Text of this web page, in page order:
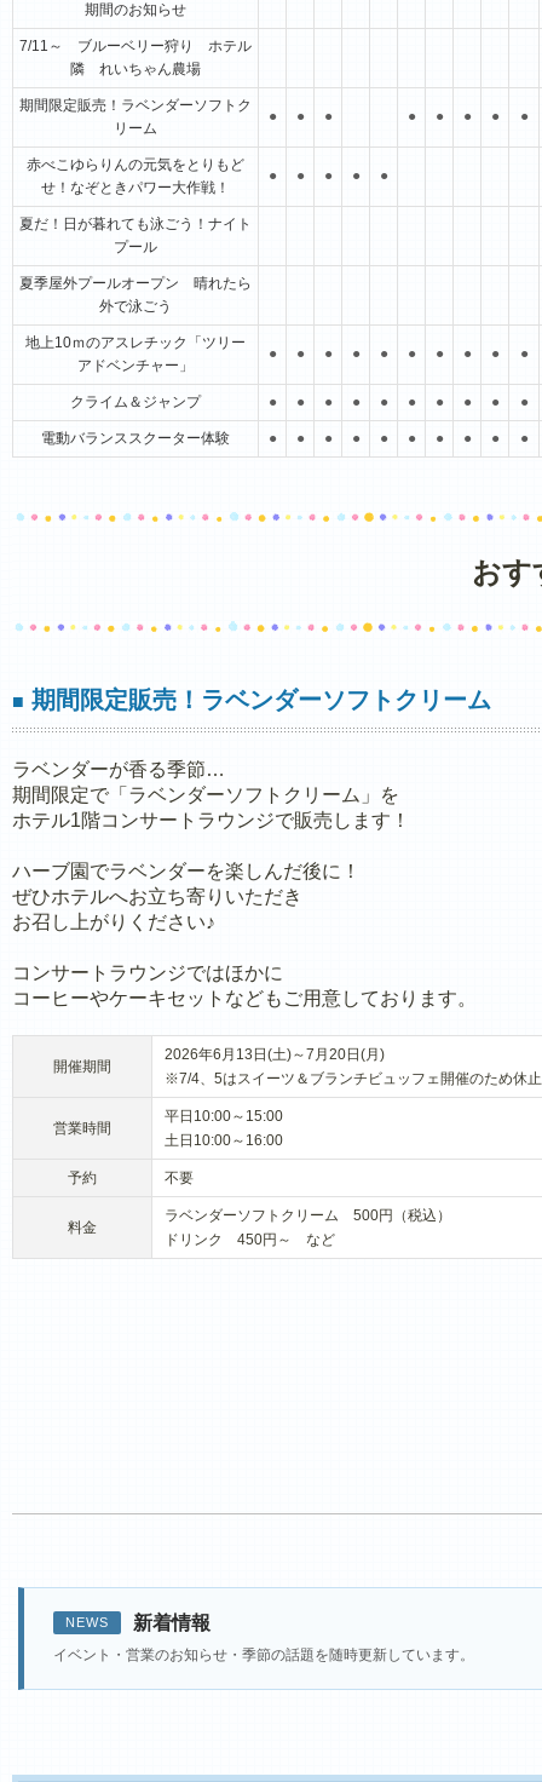
期間のお知らせ
7/11～ ブルーベリー狩り ホテル
隣 れいちゃん農場
期間限定販売！ラベンダーソフトク
リーム
● ● ● ● ● ● ● ●
赤べこゆらりんの元気をとりもど
せ！なぞときパワー大作戦！
● ● ● ● ●
夏だ！日が暮れても泳ごう！ナイト
プール
夏季屋外プールオープン 晴れたら
外で泳ごう
地上10ｍのアスレチック「ツリー
アドベンチャー」
● ● ● ● ● ● ● ● ● ●
クライム＆ジャンプ ● ● ● ● ● ● ● ● ● ●
電動バランススクーター体験 ● ● ● ● ● ● ● ● ● ●
おす
■ 期間限定販売！ラベンダーソフトクリーム
ラベンダーが香る季節…
期間限定で「ラベンダーソフトクリーム」を
ホテル1階コンサートラウンジで販売します！
ハーブ園でラベンダーを楽しんだ後に！
ぜひホテルへお立ち寄りいただき
お召し上がりください♪
コンサートラウンジではほかに
コーヒーやケーキセットなどもご用意しております。
開催期間
2026年6月13日(土)～7月20日(月)
※7/4、5はスイーツ＆ブランチビュッフェ開催のため休止
営業時間
平日10:00～15:00
土日10:00～16:00
予約 不要
料金
ラベンダーソフトクリーム 500円（税込）
ドリンク 450円～ など
NEWS 新着情報
イベント・営業のお知らせ・季節の話題を随時更新しています。